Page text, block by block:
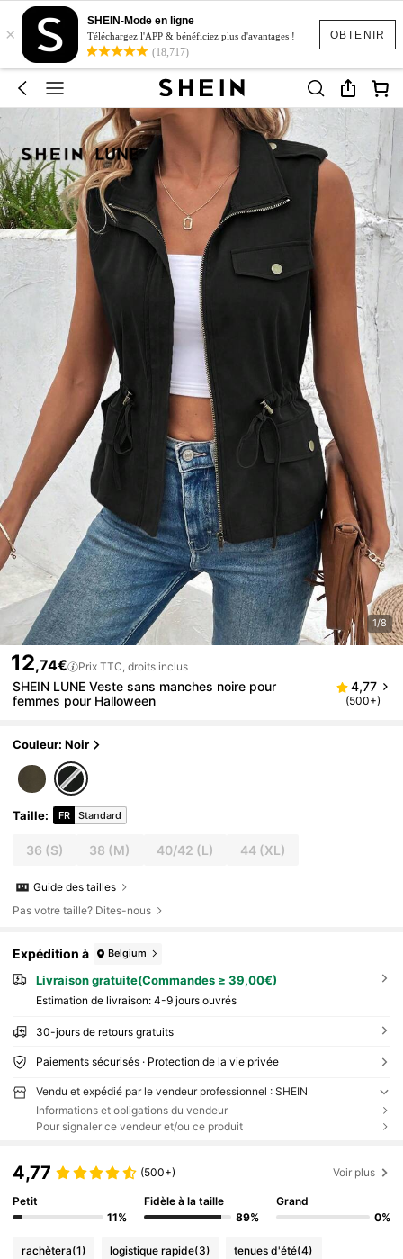
OBTENIR
×
SHEIN-Mode en ligne
Téléchargez l'APP & bénéficiez plus d'avantages !
(18,717)
1/8
12,74€ Prix TTC, droits inclus
SHEIN LUNE Veste sans manches noire pour
femmes pour Halloween
4,77
(500+)
Couleur: Noir
Taille: FR Standard
36 (S) 38 (M) 40/42 (L) 44(XL)
Guide des tailles
Pas votre taille? Dites-nous
Expédition à Belgium
Livraison gratuite(Commandes ≥ 39,00€)
Estimation de livraison: 4-9 jours ouvrés
30-jours de retours gratuits
Paiements sécurisés · Protection de la vie privée
Vendu et expédié par le vendeur professionnel : SHEIN
Informations et obligations du vendeur
Pour signaler ce vendeur et/ou ce produit
4,77 (500+) Voir plus
Petit
11%
Fidèle à la taille
89%
Grand
0%
rachètera(1) logistique rapide(3) tenues d'été(4)